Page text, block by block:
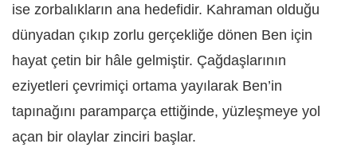
ise zorbalıkların ana hedefidir. Kahraman olduğu
dünyadan çıkıp zorlu gerçekliğe dönen Ben için
hayat çetin bir hâle gelmiştir. Çağdaşlarının
eziyetleri çevrimiçi ortama yayılarak Ben’in
tapınağını paramparça ettiğinde, yüzleşmeye yol
açan bir olaylar zinciri başlar.